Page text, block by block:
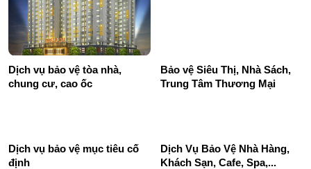
Dịch vụ bảo vệ tòa nhà,
chung cư, cao ốc
Bảo vệ Siêu Thị, Nhà Sách,
Trung Tâm Thương Mại